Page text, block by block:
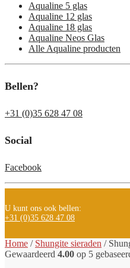
Aqualine 5 glas
Aqualine 12 glas
Aqualine 18 glas
Aqualine Neos Glas
Alle Aqualine producten
Bellen?
+31 (0)35 628 47 08
Social
Facebook
U kunt ons ook bellen:
+31 (0)35 628 47 08
Home / Shungite sieraden /
Gewaardeerd 4.00 op 5